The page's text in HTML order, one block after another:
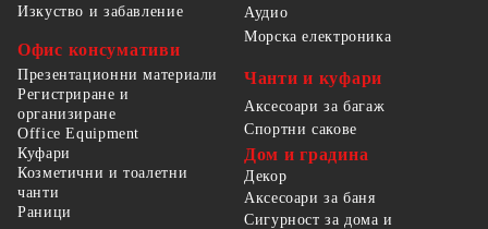
Изкуство и забавление
Офис консумативи
Презентационни материали
Регистриране и
организиране
Office Equipment
Аудио
Морска електроника
Чанти и куфари
Аксесоари за багаж
Спортни сакове
Куфари
Козметични и тоалетни
чанти
Раници
Дом и градина
Декор
Аксесоари за баня
Сигурност за дома и